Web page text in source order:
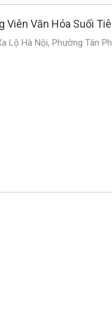
Viên Văn Hóa Suối
Lộ Hà Nội, Phường Tân